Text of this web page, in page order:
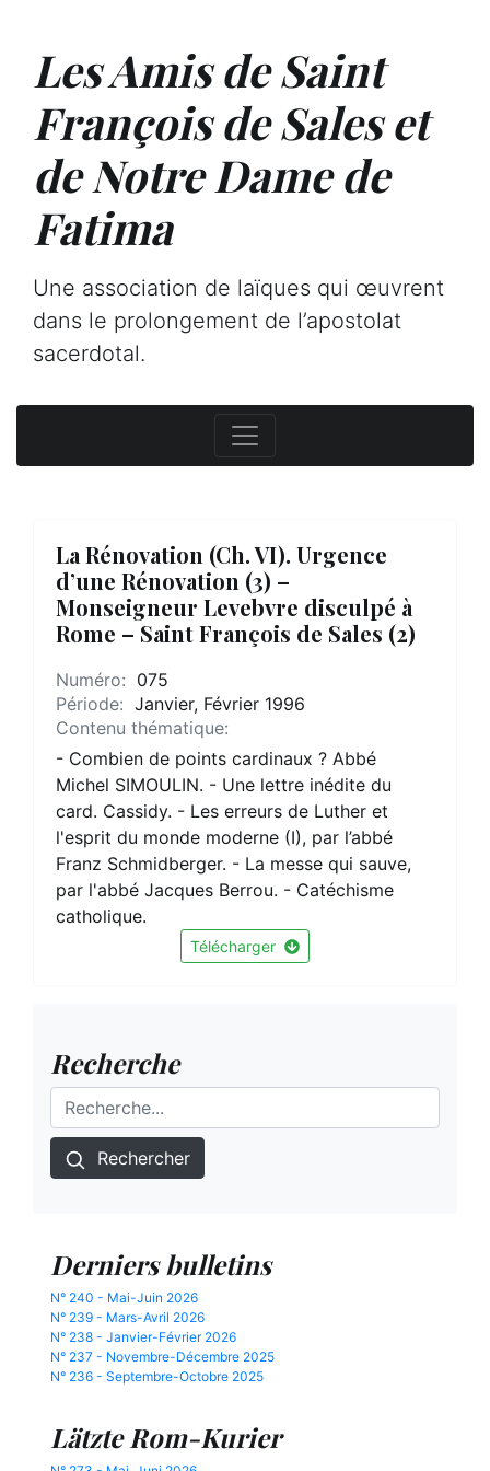
Les Amis de Saint
François de Sales et
de Notre Dame de
Fatima
Une association de laïques qui œuvrent
dans le prolongement de l’apostolat
sacerdotal.
La Rénovation (Ch. VI). Urgence
d’une Rénovation (3) –
Monseigneur Levebvre disculpé à
Rome – Saint François de Sales (2)
Numéro: 075
Période: Janvier, Février 1996
Contenu thématique:
- Combien de points cardinaux ? Abbé
Michel SIMOULIN. - Une lettre inédite du
card. Cassidy. - Les erreurs de Luther et
l'esprit du monde moderne (I), par l’abbé
Franz Schmidberger. - La messe qui sauve,
par l'abbé Jacques Berrou. - Catéchisme
catholique.
Télécharger
Recherche
Rechercher
Derniers bulletins
N° 240 - Mai-Juin 2026
N° 239 - Mars-Avril 2026
N° 238 - Janvier-Février 2026
N° 237 - Novembre-Décembre 2025
N° 236 - Septembre-Octobre 2025
Lätzte Rom-Kurier